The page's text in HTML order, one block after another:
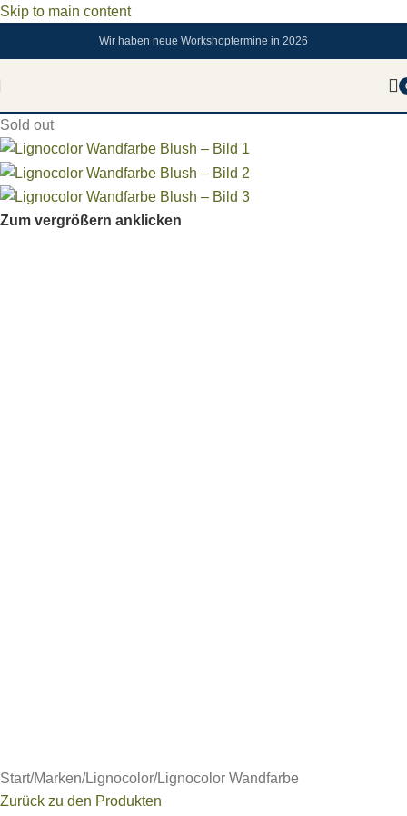
Skip to main content
Wir haben neue Workshoptermine in 2026
Sold out
Zum vergrößern anklicken
Start/Marken/Lignocolor/Lignocolor Wandfarbe
Zurück zu den Produkten